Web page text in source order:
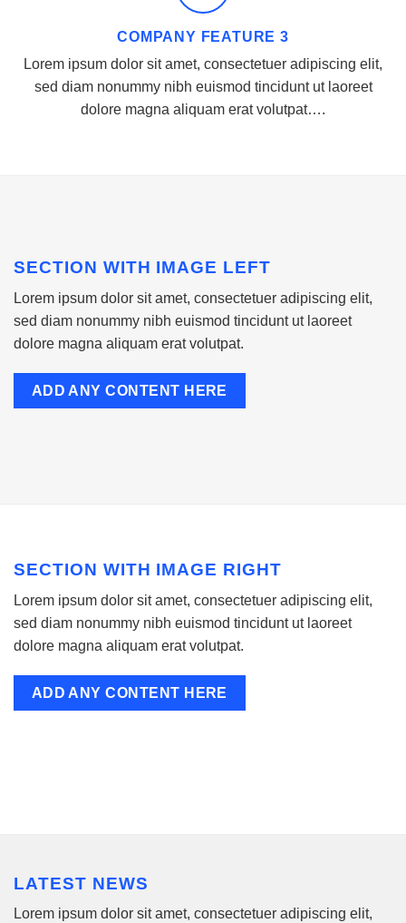
COMPANY FEATURE 3
Lorem ipsum dolor sit amet, consectetuer adipiscing elit,
sed diam nonummy nibh euismod tincidunt ut laoreet
dolore magna aliquam erat volutpat….
SECTION WITH IMAGE LEFT
Lorem ipsum dolor sit amet, consectetuer adipiscing elit,
sed diam nonummy nibh euismod tincidunt ut laoreet
dolore magna aliquam erat volutpat.
ADD ANY CONTENT HERE
SECTION WITH IMAGE RIGHT
Lorem ipsum dolor sit amet, consectetuer adipiscing elit,
sed diam nonummy nibh euismod tincidunt ut laoreet
dolore magna aliquam erat volutpat.
ADD ANY CONTENT HERE
LATEST NEWS
Lorem ipsum dolor sit amet, consectetuer adipiscing elit,